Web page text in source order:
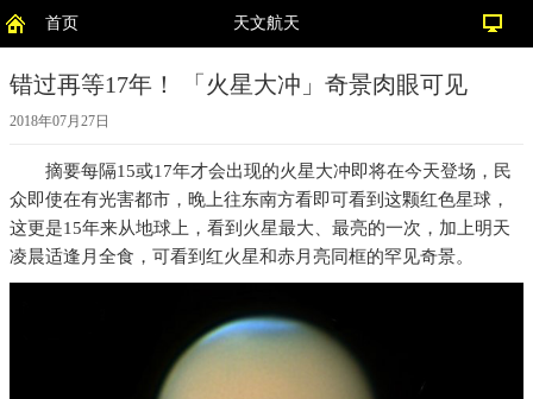
首页 天文航天
错过再等17年！ 「火星大冲」奇景肉眼可见
2018年07月27日
摘要每隔15或17年才会出现的火星大冲即将在今天登场，民
众即使在有光害都市，晚上往东南方看即可看到这颗红色星球，
这更是15年来从地球上，看到火星最大、最亮的一次，加上明天
凌晨适逢月全食，可看到红火星和赤月亮同框的罕见奇景。